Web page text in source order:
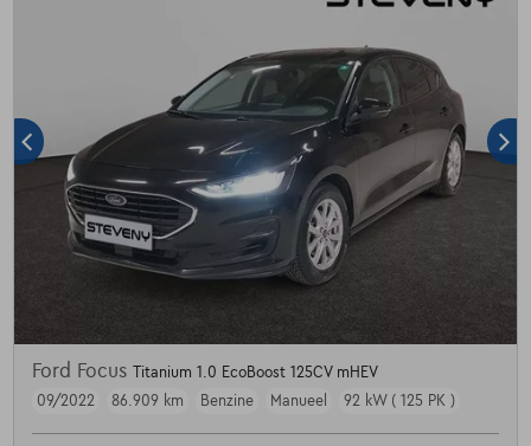
Ford Focus
Titanium 1.0 EcoBoost 125CV mHEV
09/2022
86.909 km Benzine Manueel 92 kW ( 125 PK )